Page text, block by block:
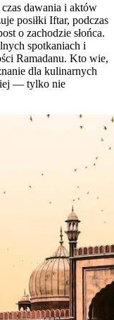
dawania i aktów
posiłki Iftar, podczas
o zachodzie słońca.
spotkaniach i
Ramadanu. Kto wie,
dla kulinarnych
— tylko nie